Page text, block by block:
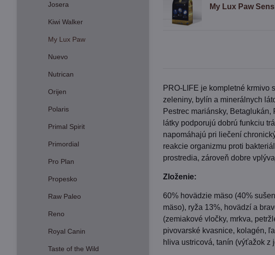
PRO-LIFE je kompletné krmivo
zeleniny, bylín a minerálnych
Pestrec mariánsky,
látky podporujú dobrú funkciu
napomáhajú pri liečení
reakcie organizmu proti
prostredia, zároveň dobre
Zloženie:
60% hovädzie mäso (40%
mäso), ryža 13%, hovädzí a
(zemiakové vločky, mrkva,
pivovarské kvasnice, kolagén,
hliva ustricová, tanín (výťažok z
My Lux Paw
Josera
Kiwi Walker
My Lux Paw
Nuevo
Nutrican
Orijen
Polaris
Primal Spirit
Primordial
Pro Plan
Propesko
Raw Paleo
Reno
Royal Canin
Taste of the Wild